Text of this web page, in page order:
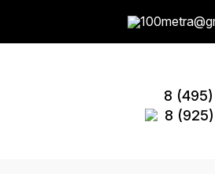
8
8